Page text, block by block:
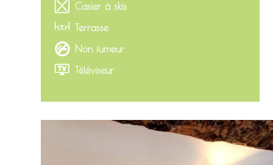
Casier à skis
Terrasse
Non fumeur
Téléviseur